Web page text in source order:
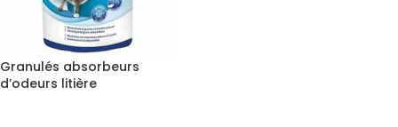
Granulés absorbeurs
d’odeurs litière